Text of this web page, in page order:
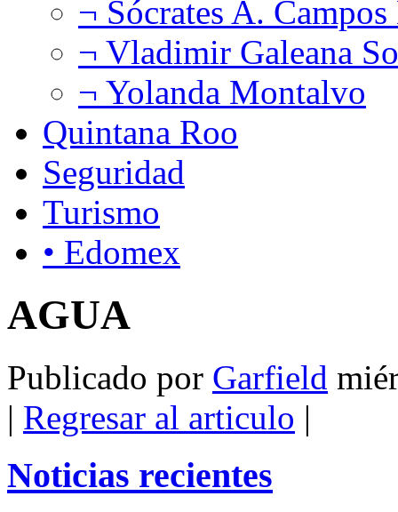
¬ Sócrates A.
¬ Vladimir Galeana
¬ Yolanda Montalvo
Quintana Roo
Seguridad
Turismo
• Edomex
AGUA
Publicado por Garfield
| Regresar al articulo |
Noticias recientes